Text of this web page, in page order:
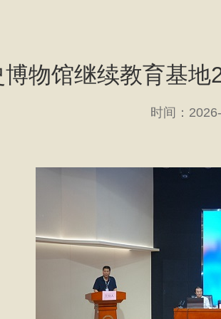
物馆继续教育基
时间：